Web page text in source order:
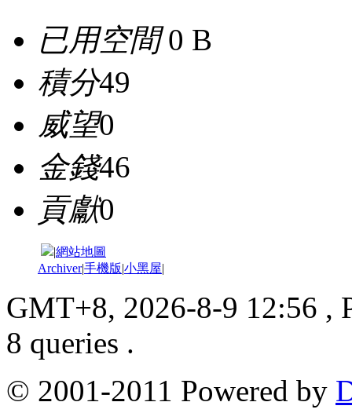
已用空間0 B
積分49
威望0
金錢46
貢獻0
|網站地圖
Archiver|手機版|小黑屋|
GMT+8, 2026-8-9 12:56 ,
8 queries .
© 2001-2011 Powered by